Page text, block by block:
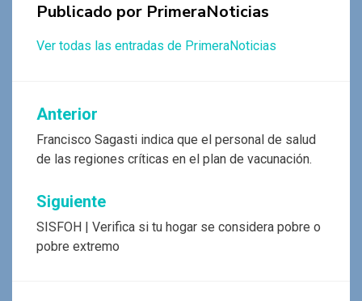
Publicado por PrimeraNoticias
Ver todas las entradas de PrimeraNoticias
Navegación
de
entradas
Anterior
Francisco Sagasti indica que el personal de salud
de las regiones críticas en el plan de vacunación.
Siguiente
SISFOH | Verifica si tu hogar se considera pobre o
pobre extremo